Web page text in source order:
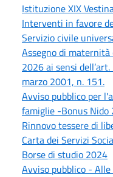
Istituzione XIX
Interventi in favore
Servizio civile
Assegno di
2026 ai sensi
marzo 2001, n. 151.
Avviso pubblico per
famiglie -Bonus Nido
Rinnovo tessere di
Carta dei Servizi
Borse di studio 2024
Avviso pubblico -